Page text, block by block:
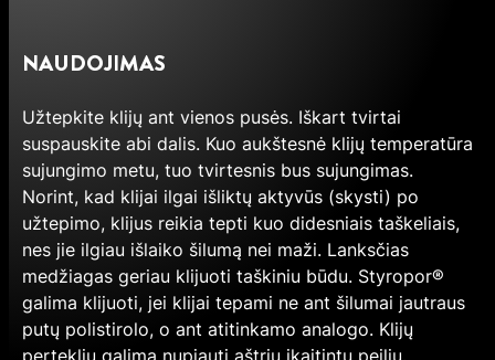
NAUDOJIMAS
Užtepkite klijų ant vienos pusės. Iškart tvirtai
suspauskite abi dalis. Kuo aukštesnė klijų temperatūra
sujungimo metu, tuo tvirtesnis bus sujungimas.
Norint, kad klijai ilgai išliktų aktyvūs (skysti) po
užtepimo, klijus reikia tepti kuo didesniais taškeliais,
nes jie ilgiau išlaiko šilumą nei maži. Lanksčias
medžiagas geriau klijuoti taškiniu būdu. Styropor®
galima klijuoti, jei klijai tepami ne ant šilumai jautraus
putų polistirolo, o ant atitinkamo analogo. Klijų